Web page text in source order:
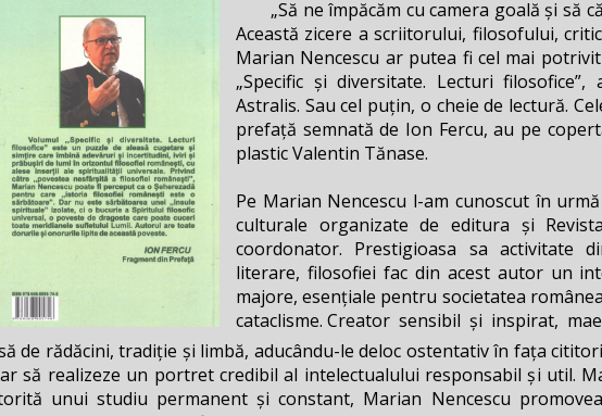
„Să ne împăcăm cu camera goală și să
Această zicere a scriitorului, filosofului,
Marian Nencescu ar putea fi cel mai
„Specific și diversitate. Lecturi
Astralis. Sau cel puțin, o cheie de lectură.
prefață semnată de Ion Fercu, au pe
plastic Valentin Tănase.
Pe Marian Nencescu l-am cunoscut în
culturale organizate de editura și
coordonator. Prestigioasa sa activitate
literare, filosofiei fac din acest autor un
majore, esențiale pentru societatea
cataclisme. Creator sensibil și inspirat,
de rădăcini, tradiție și limbă, aducându-le deloc ostentativ în fața
să realizeze un portret credibil al intelectualului responsabil și util.
unui studiu permanent și constant, Marian Nencescu